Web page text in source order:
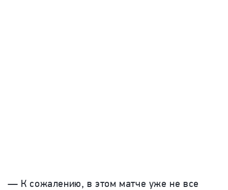
— К сожалению, в этом матче уже не все